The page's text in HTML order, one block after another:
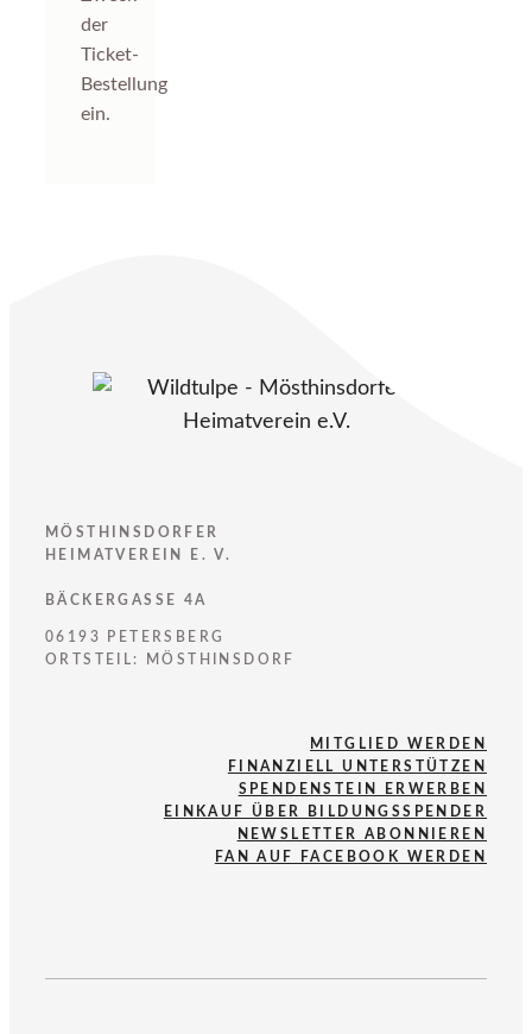
der
Ticket-
Bestellung
ein.
MÖSTHINSDORFER
HEIMATVEREIN E. V.
BÄCKERGASSE 4A
06193 PETERSBERG
ORTSTEIL: MÖSTHINSDORF
MITGLIED WERDEN
FINANZIELL UNTERSTÜTZEN
SPENDENSTEIN ERWERBEN
EINKAUF ÜBER BILDUNGSSPENDER
NEWSLETTER ABONNIEREN
FAN AUF FACEBOOK WERDEN